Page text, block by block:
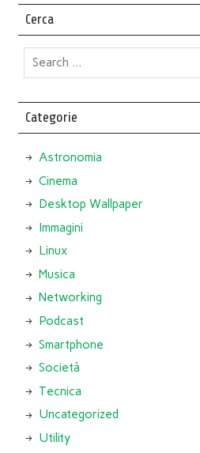
Cerca
Categorie
Astronomia
Cinema
Desktop Wallpaper
Immagini
Linux
Musica
Networking
Podcast
Smartphone
Società
Tecnica
Uncategorized
Utility